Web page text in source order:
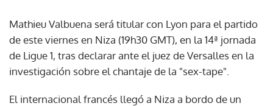
Mathieu Valbuena será titular con Lyon para el partido
de este viernes en Niza (19h30 GMT), en la 14ª jornada
de Ligue 1, tras declarar ante el juez de Versalles en la
investigación sobre el chantaje de la "sex-tape".
El internacional francés llegó a Niza a bordo de un